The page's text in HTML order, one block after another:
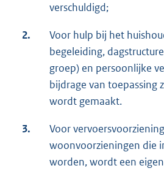
verschuldigd;
2.
Voor hulp bij het
begeleiding,
groep) en persoonlijke
bijdrage van toepassing
wordt gemaakt.
3.
Voor
woonvoorzieningen die
worden, wordt een